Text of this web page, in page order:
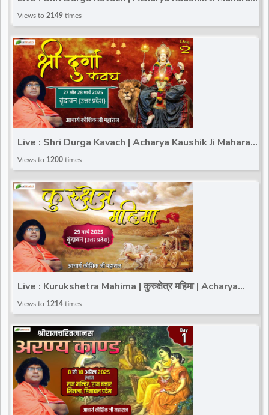
Vrindavan (Uttar Pradesh) | Day 1
Views to 2149 times
Live : Shri Durga Kavach | Acharya Kaushik Ji Maharaj |
Vrindavan (Uttar Pradesh) | Day 2
Views to 1200 times
Live : Kurukshetra Mahima | कुरुक्षेत्र महिमा | Acharya
Kaushik Ji Maharaj | Kurukshetra (Haryana)
Views to 1214 times